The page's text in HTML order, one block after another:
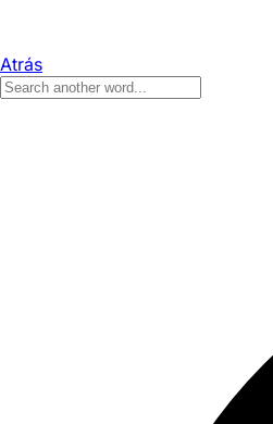
Atrás